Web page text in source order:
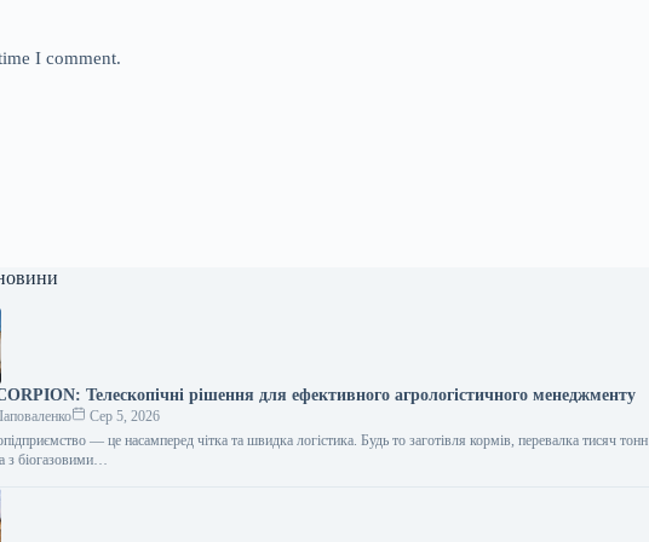
I comment.
Телескопічні рішення для ефективного агрологістичного менеджменту
Сер 5, 2026
— це насамперед чітка та швидка логістика. Будь то заготівля кормів, перевалка тисяч тонн
з біогазовими…